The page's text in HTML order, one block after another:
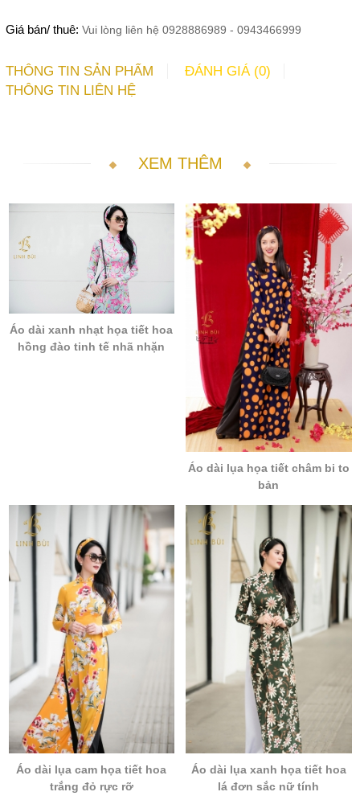
Giá bán/ thuê: Vui lòng liên hệ 0928886989 - 0943466999
THÔNG TIN SẢN PHẨM
ĐÁNH GIÁ (0)
THÔNG TIN LIÊN HỆ
XEM THÊM
Áo dài xanh nhạt họa tiết hoa
hồng đào tinh tế nhã nhặn
Áo dài lụa họa tiết châm bi to
bản
Áo dài lụa cam họa tiết hoa
trắng đỏ rực rỡ
Áo dài lụa xanh họa tiết hoa
lá đơn sắc nữ tính